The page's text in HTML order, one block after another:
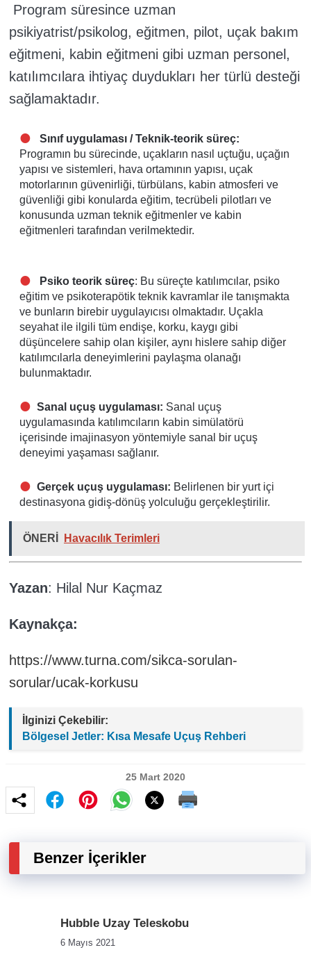
Program süresince uzman
psikiyatrist/psikolog, eğitmen, pilot, uçak bakım
eğitmeni, kabin eğitmeni gibi uzman personel,
katılımcılara ihtiyaç duydukları her türlü desteği
sağlamaktadır.
Sınıf uygulaması / Teknik-teorik süreç:
Programın bu sürecinde, uçakların nasıl uçtuğu, uçağın
yapısı ve sistemleri, hava ortamının yapısı, uçak
motorlarının güvenirliği, türbülans, kabin atmosferi ve
güvenliği gibi konularda eğitim, tecrübeli pilotları ve
konusunda uzman teknik eğitmenler ve kabin
eğitmenleri tarafından verilmektedir.
Psiko teorik süreç: Bu süreçte katılımcılar, psiko
eğitim ve psikoterapötik teknik kavramlar ile tanışmakta
ve bunların birebir uygulayıcısı olmaktadır. Uçakla
seyahat ile ilgili tüm endişe, korku, kaygı gibi
düşüncelere sahip olan kişiler, aynı hislere sahip diğer
katılımcılarla deneyimlerini paylaşma olanağı
bulunmaktadır.
Sanal uçuş uygulaması: Sanal uçuş
uygulamasında katılımcıların kabin simülatörü
içerisinde imajinasyon yöntemiyle sanal bir uçuş
deneyimi yaşaması sağlanır.
Gerçek uçuş uygulaması: Belirlenen bir yurt içi
destinasyona gidiş-dönüş yolculuğu gerçekleştirilir.
ÖNERİ Havacılık Terimleri
Yazan: Hilal Nur Kaçmaz
Kaynakça:
https://www.turna.com/sikca-sorulan-
sorular/ucak-korkusu
İlginizi Çekebilir:
Bölgesel Jetler: Kısa Mesafe Uçuş Rehberi
25 Mart 2020
Benzer İçerikler
Hubble Uzay Teleskobu
6 Mayıs 2021